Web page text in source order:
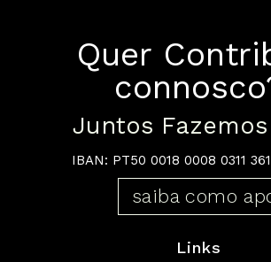
Quer
Juntos Fazemos
IBAN: PT50 0018 0008 0311
saiba como
Links